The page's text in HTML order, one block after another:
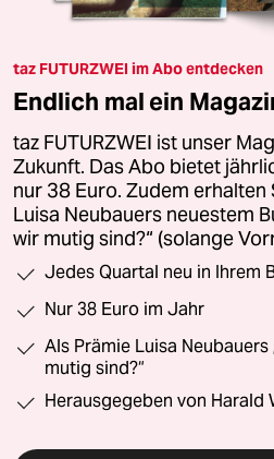
taz FUTURZWEI im Abo entdecken
Endlich mal ein
taz FUTURZWEI ist unser
Zukunft. Das Abo bietet
nur 38 Euro. Zudem erhalten
Luisa Neubauers neuestem
wir mutig sind?“ (solange
Jedes Quartal neu in Ihrem
Nur 38 Euro im Jahr
Als Prämie Luisa Neubauers
mutig sind?“
Herausgegeben von Harald